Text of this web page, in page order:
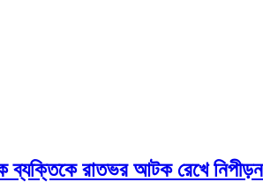
এক ব্যক্তিকে রাতভর আটক রেখে